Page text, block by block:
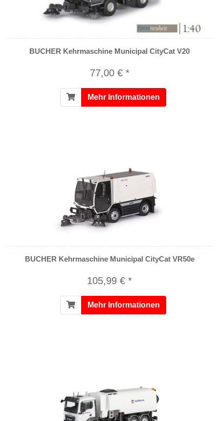
BUCHER Kehrmaschine Municipal CityCat V20
77,00 € *
Mehr Informationen
BUCHER Kehrmaschine Municipal CityCat VR50e
105,99 € *
Mehr Informationen